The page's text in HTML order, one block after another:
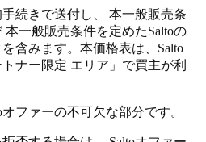
続きで送付し、 本一般販売条
一般販売条件を定めたSaltoの
含みます。本価格表は、Salto
ナー限定 エリア」で買主が利
ファーの不可欠な部分です。